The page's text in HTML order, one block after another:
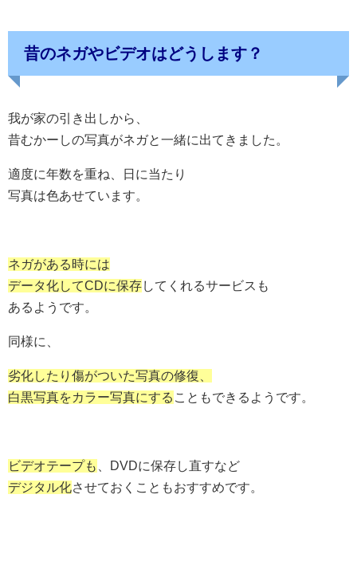
昔のネガやビデオはどうします？
我が家の引き出しから、
昔むかーしの写真がネガと一緒に出てきました。
適度に年数を重ね、日に当たり
写真は色あせています。
ネガがある時には
データ化してCDに保存してくれるサービスも
あるようです。
同様に、
劣化したり傷がついた写真の修復、
白黒写真をカラー写真にする こともできるようです。
ビデオテープも
、DVDに保存し直すなど
デジタル化させておくこともおすすめです。